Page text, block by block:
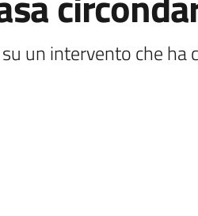
un intervento che ha